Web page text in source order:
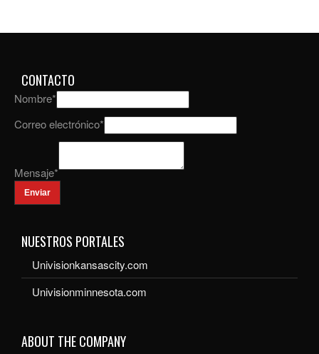
CONTACTO
Nombre*
Correo electrónico*
Mensaje*
Enviar
NUESTROS PORTALES
Univisionkansascity.com
Univisionminnesota.com
ABOUT THE COMPANY